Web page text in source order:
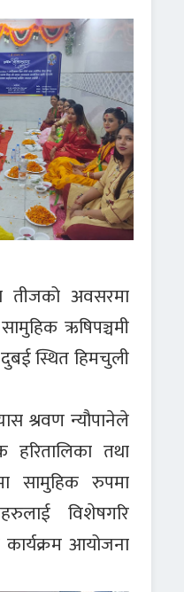
तीजको अवसरमा
ऋषिपञ्चमी
स्थित हिमचुली
श्रवण न्यौपानेले
तथा
सामुहिक रुपमा
विशेषगरि
आयोजना